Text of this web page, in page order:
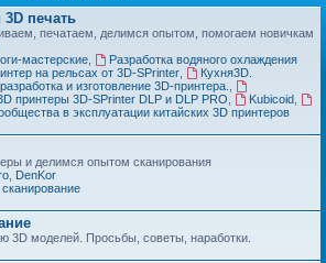
печать
печатаем, делимся опытом, помогаем новичкам
мастерские,
Разработка водяного охлаждения
на рельсах от 3D-SPrinter,
Кухня3D.
и изготовление 3D-принтера.
принтеры 3D-SPrinter DLP и DLP PRO
Kubicoid,
в эксплуатации китайских 3D принтеров
и делимся опытом сканирования
DenKor
сканирование
3D моделей. Просьбы, советы, наработки.